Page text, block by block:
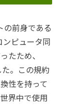
の前身である
ンピュータ同
たため、
。この規約
性を持って
界中で使用